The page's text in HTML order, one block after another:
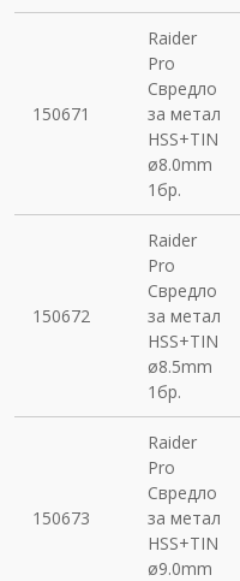
150671
Raider
Pro
Свредло
за метал
HSS+TIN
ø8.0mm
1бр.
150672
Raider
Pro
Свредло
за метал
HSS+TIN
ø8.5mm
1бр.
150673
Raider
Pro
Свредло
за метал
HSS+TIN
ø9.0mm